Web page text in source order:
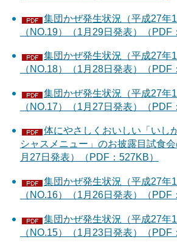
集団かぜ発生状況（平成27年1
（NO.19）（1月29日発表）（PDF
集団かぜ発生状況（平成27年1
（NO.18）（1月28日発表）（PDF
集団かぜ発生状況（平成27年1
（NO.17）（1月27日発表）（PDF
体にやさしくおいしい「いし
シャスメニュー」のお披露目試食
月27日発表）（PDF：527KB）
集団かぜ発生状況（平成27年1
（NO.16）（1月26日発表）（PDF
集団かぜ発生状況（平成27年1
（NO.15）（1月23日発表）（PDF